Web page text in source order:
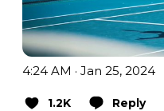
4:24 AM · Jan 25, 2024
1.2K Reply